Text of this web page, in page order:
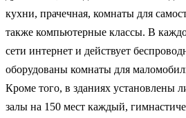
кухни, прачечная, комнаты для
также компьютерные классы. В
сети интернет и действует
оборудованы комнаты для
Кроме того, в зданиях установлены
залы на 150 мест каждый,